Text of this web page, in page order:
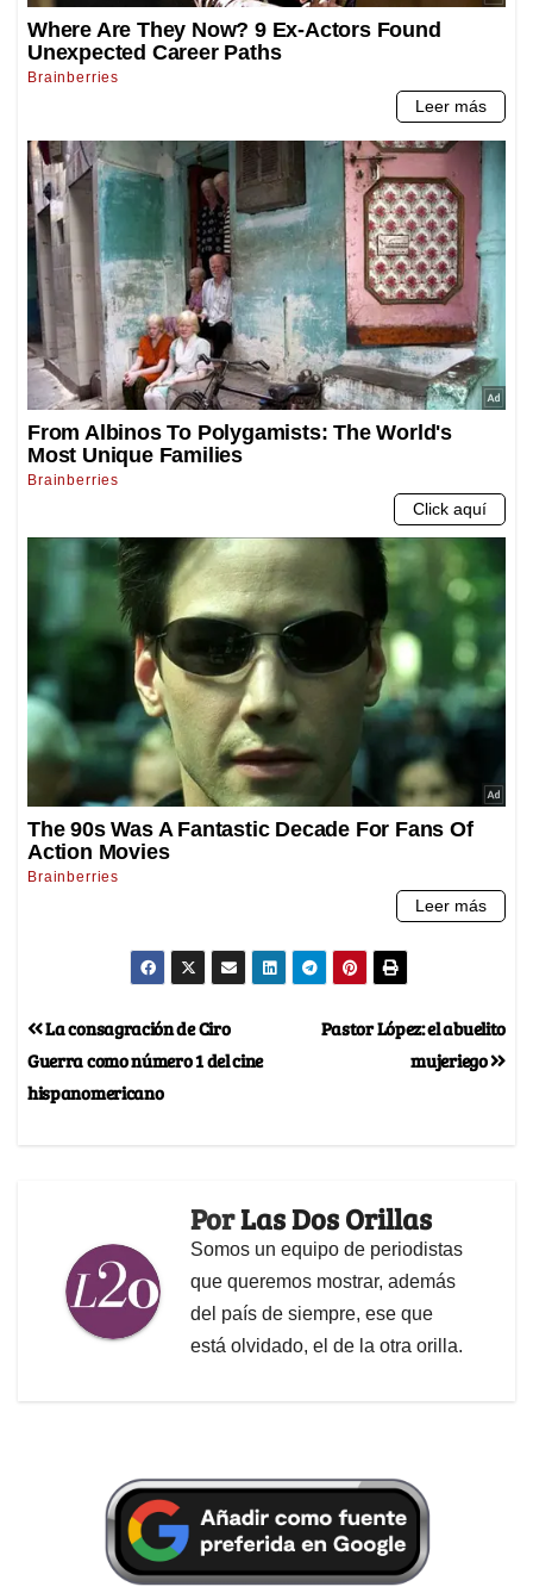
Pastor López: el abuelito
mujeriego
La consagración de Ciro
Guerra como número 1 del cine
hispanomericano
PorLas Dos Orillas
Somos un equipo de periodistas
que queremos mostrar, además
del país de siempre, ese que
está olvidado, el de la otra orilla.